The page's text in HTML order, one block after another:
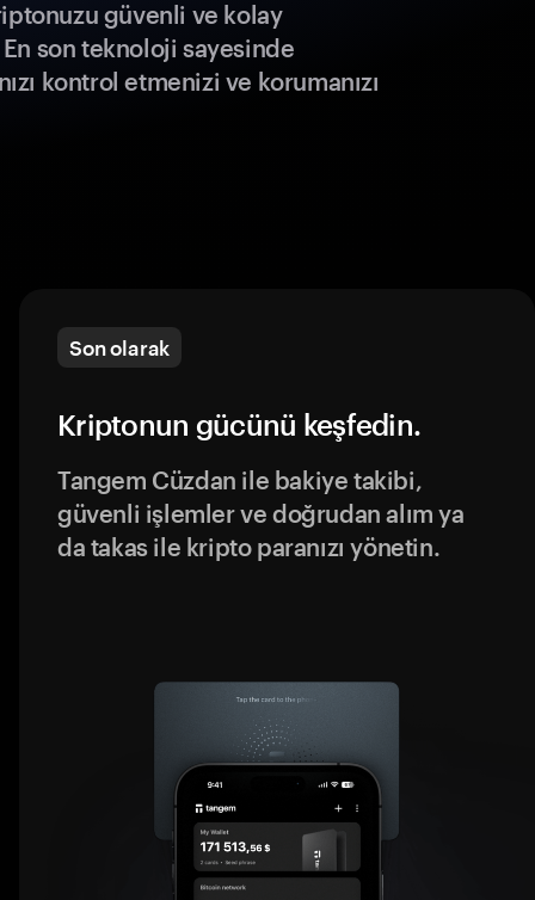
güvenli ve kolay
son teknoloji sayesinde
kontrol etmenizi ve korumanızı
Son olarak
Kriptonun gücünü keşfedin.
Tangem Cüzdan ile bakiye takibi,
güvenli işlemler ve doğrudan alım ya
da takas ile kripto paranızı yönetin.